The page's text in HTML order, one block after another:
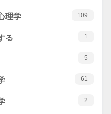
理学 109
る 1
5
61
2